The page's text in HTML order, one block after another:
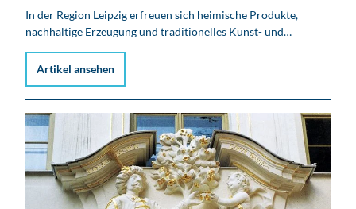
In der Region Leipzig erfreuen sich heimische Produkte,
nachhaltige Erzeugung und traditionelles Kunst- und…
Artikel ansehen